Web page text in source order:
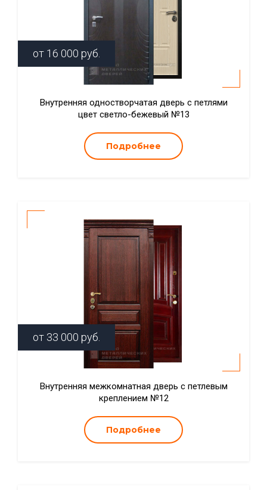
от 16 000 руб.
Внутренняя одностворчатая дверь с петлями
цвет светло-бежевый №13
Подробнее
от 33 000 руб.
Внутренняя межкомнатная дверь с петлевым
креплением №12
Подробнее